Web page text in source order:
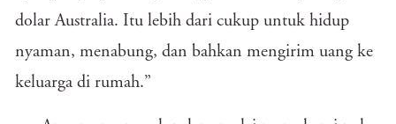
dolar Australia. Itu lebih dari cukup untuk hidup
nyaman, menabung, dan bahkan mengirim uang ke
keluarga di rumah.”